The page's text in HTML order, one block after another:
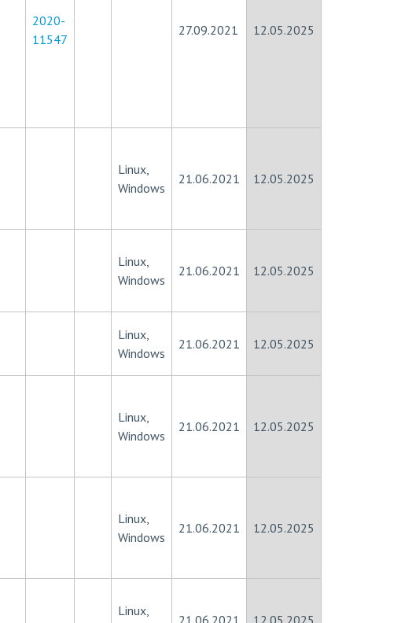
2020-
11547
27.09.2021 12.05.2025
Linux,
Windows
21.06.2021 12.05.2025
Linux,
Windows
21.06.2021 12.05.2025
Linux,
Windows
21.06.2021 12.05.2025
Linux,
Windows
21.06.2021 12.05.2025
Linux,
Windows
21.06.2021 12.05.2025
Linux,
21.06.2021 12.05.2025